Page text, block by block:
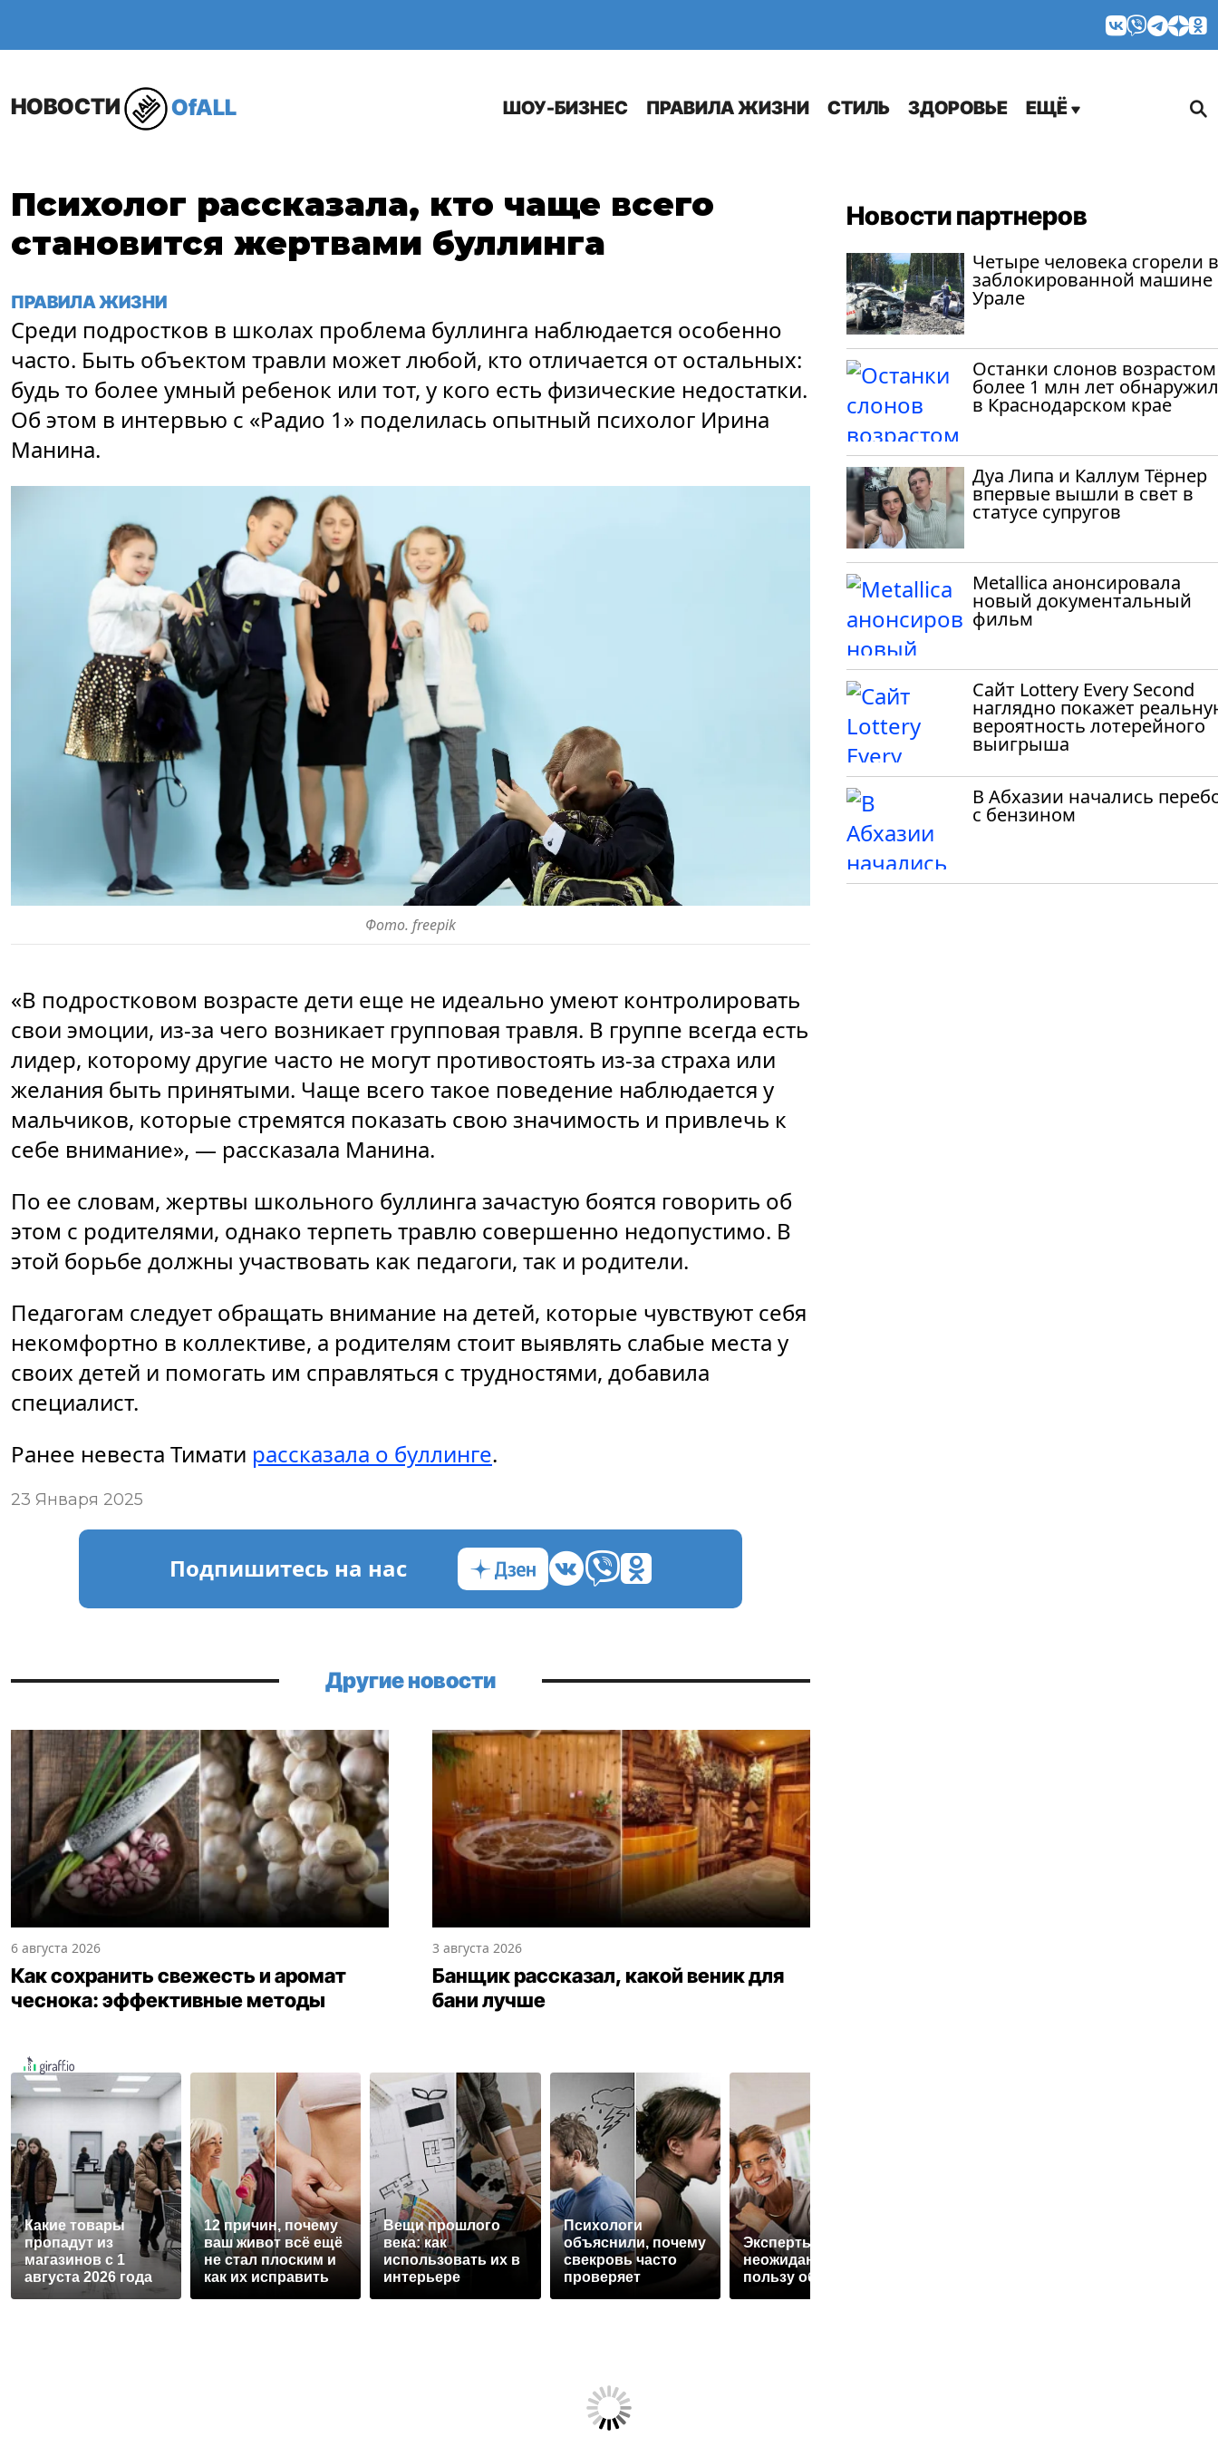
НОВОСТИ OfALL ШОУ-БИЗНЕС ПРАВИЛА ЖИЗНИ СТИЛЬ ЗДОРОВЬЕ ЕЩЁ
Психолог рассказала, кто чаще всего
становится жертвами буллинга
ПРАВИЛА ЖИЗНИ
Среди подростков в школах проблема буллинга наблюдается особенно
часто. Быть объектом травли может любой, кто отличается от остальных:
будь то более умный ребенок или тот, у кого есть физические недостатки.
Об этом в интервью с «Радио 1» поделилась опытный психолог Ирина
Манина.
Фото. freepik
«В подростковом возрасте дети еще не идеально умеют контролировать
свои эмоции, из-за чего возникает групповая травля. В группе всегда есть
лидер, которому другие часто не могут противостоять из-за страха или
желания быть принятыми. Чаще всего такое поведение наблюдается у
мальчиков, которые стремятся показать свою значимость и привлечь к
себе внимание», — рассказала Манина.
По ее словам, жертвы школьного буллинга зачастую боятся говорить об
этом с родителями, однако терпеть травлю совершенно недопустимо. В
этой борьбе должны участвовать как педагоги, так и родители.
Педагогам следует обращать внимание на детей, которые чувствуют себя
некомфортно в коллективе, а родителям стоит выявлять слабые места у
своих детей и помогать им справляться с трудностями, добавила
специалист.
Ранее невеста Тимати рассказала о буллинге.
23 Января 2025
Подпишитесь на нас
Другие новости
6 августа 2026
Как сохранить свежесть и аромат
чеснока: эффективные методы
3 августа 2026
Банщик рассказал, какой веник для
бани лучше
Какие товары
пропадут из
магазинов с 1
августа 2026 года
12 причин, почему
ваш живот всё ещё
не стал плоским и
как их исправить
Вещи прошлого
века: как
использовать их в
интерьере
Психологи
объяснили, почему
свекровь часто
проверяет
Эксперты назвали
неожиданную
пользу объятий
Новости партнеров
Четыре человека сгорели в
заблокированной машине
Урале
Останки слонов возрастом
более 1 млн лет
в Краснодарском крае
Дуа Липа и Каллум Тёрнер
впервые вышли в свет в
статусе супругов
Metallica анонсировала
новый документальный
фильм
Сайт Lottery Every Second
наглядно покажет
вероятность лотерейного
выигрыша
В Абхазии начались
с бензином